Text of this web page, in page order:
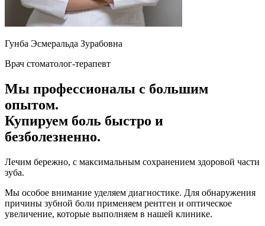
Гунба Эсмеральда Зурабовна
Врач стоматолог-терапевт
Мы профессионалы с большим
опытом.
Купируем боль быстро и
безболезненно.
Лечим бережно, с максимальным сохранением здоровой части
зуба.
Мы особое внимание уделяем диагностике. Для обнаружения
причины зубной боли применяем рентген и оптическое
увеличение, которые выполняем в нашей клинике.